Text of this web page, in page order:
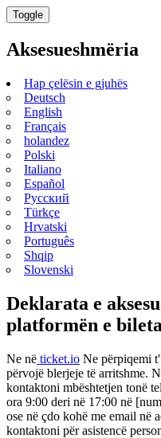
Toggle
Aksesueshmëria
Hap çelësin e gjuhës
Deutsch
English
Français
holandez
Polski
Italiano
Español
Русский
Türkçe
Hrvatski
Português
Shqip
Slovenski
Deklarata e
platformën e
Ne në ticket.io Ne përpiqemi
përvojë blerjeje të arritshme.
kontaktoni mbështetjen tonë
ora 9:00 deri në 17:00 në
ose në çdo kohë me email në
kontaktoni për asistencë